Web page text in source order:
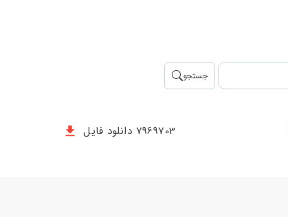
جستجو
7969703 دانلود فایل